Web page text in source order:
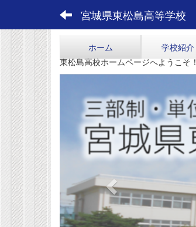
宮城県東松島高等学校
ホーム 学校紹介
東松島高校ホームページへようこそ！
r
e
v
i
o
u
s